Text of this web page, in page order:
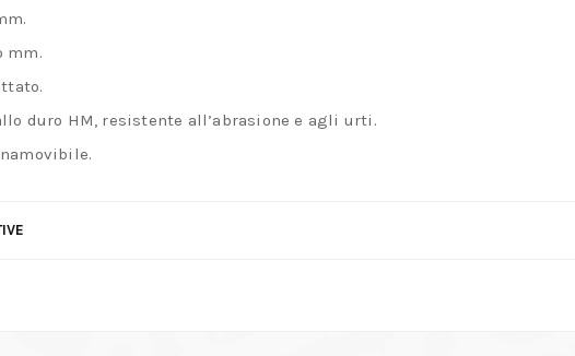
mm.
duro HM, resistente all’abrasione e agli urti.